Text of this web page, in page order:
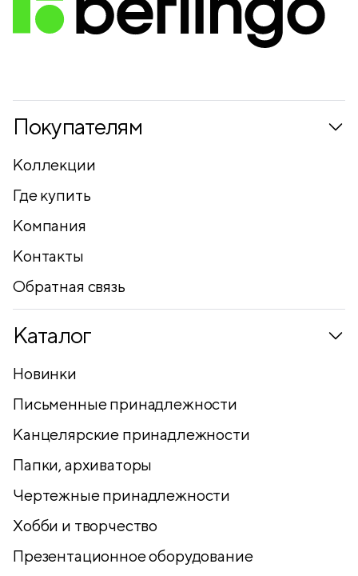
Покупателям
Коллекции
Где купить
Компания
Контакты
Обратная связь
Каталог
Новинки
Письменные принадлежности
Канцелярские принадлежности
Папки, архиваторы
Чертежные принадлежности
Хобби и творчество
Презентационное оборудование